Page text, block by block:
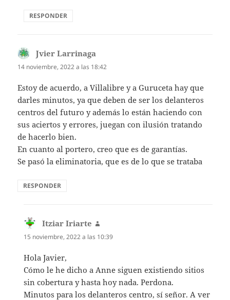
RESPONDER
Jvier Larrinaga
14 noviembre, 2022 a las 18:42
Estoy de acuerdo, a Villalibre y a Guruceta hay que
darles minutos, ya que deben de ser los delanteros
centros del futuro y además lo están haciendo con
sus aciertos y errores, juegan con ilusión tratando
de hacerlo bien.
En cuanto al portero, creo que es de garantías.
Se pasó la eliminatoria, que es de lo que se trataba
RESPONDER
Itziar Iriarte
15 noviembre, 2022 a las 10:39
Hola Javier,
Cómo le he dicho a Anne siguen existiendo sitios
sin cobertura y hasta hoy nada. Perdona.
Minutos para los delanteros centro, sí señor. A ver